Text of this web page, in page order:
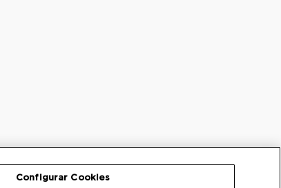
Configurar Cookies